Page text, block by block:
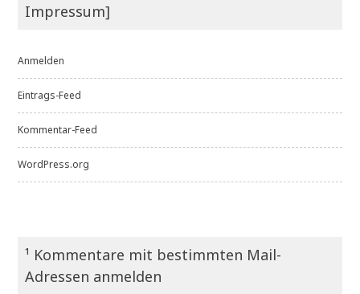
Impressum]
Anmelden
Eintrags-Feed
Kommentar-Feed
WordPress.org
¹ Kommentare mit bestimmten Mail-
Adressen anmelden